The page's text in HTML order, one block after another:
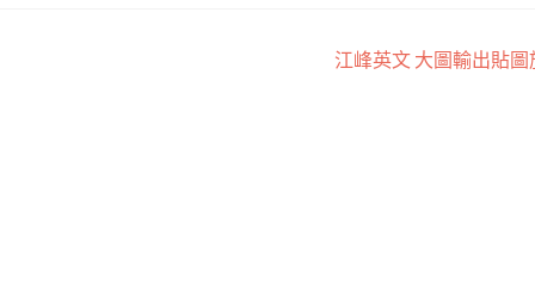
江峰英文 大圖輸出貼